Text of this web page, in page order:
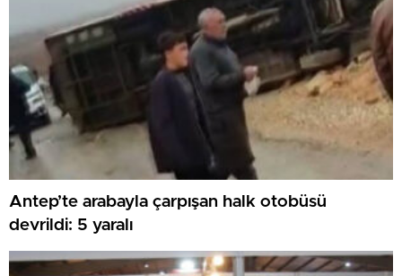
Antep’te arabayla çarpışan halk otobüsü
devrildi: 5 yaralı